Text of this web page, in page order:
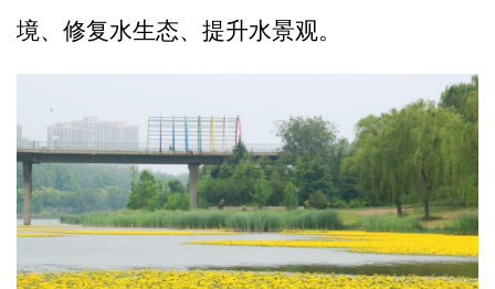
境、修复水生态、提升水景观。